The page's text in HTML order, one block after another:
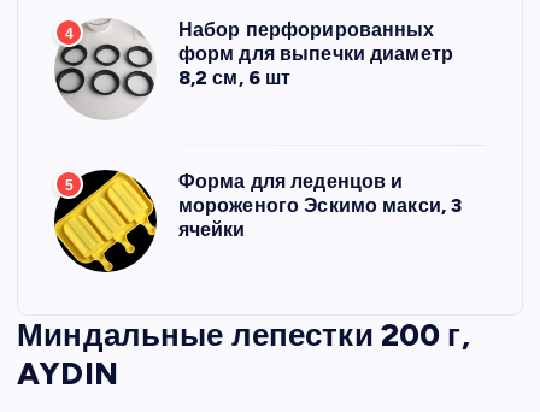
4
Набор перфорированных
форм для выпечки диаметр
8,2 см, 6 шт
5
Форма для леденцов и
мороженого Эскимо макси, 3
ячейки
Миндальные лепестки 200 г,
AYDIN